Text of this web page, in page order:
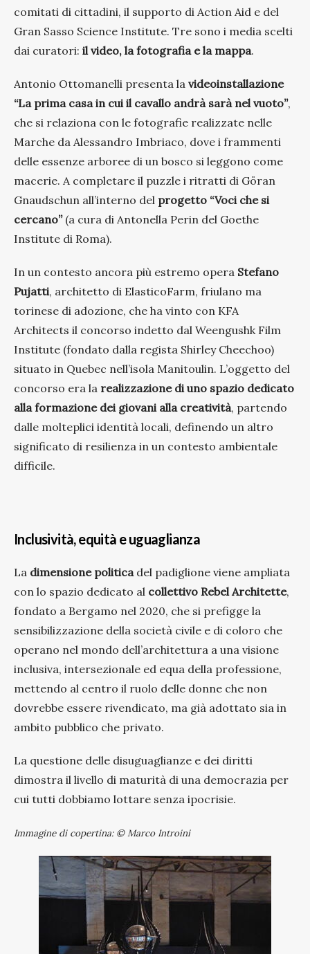
comitati di cittadini, il supporto di Action Aid e del
Gran Sasso Science Institute. Tre sono i media scelti
dai curatori: il video, la fotografia e la mappa.
Antonio Ottomanelli presenta la videoinstallazione
“La prima casa in cui il cavallo andrà sarà nel vuoto”,
che si relaziona con le fotografie realizzate nelle
Marche da Alessandro Imbriaco, dove i frammenti
delle essenze arboree di un bosco si leggono come
macerie. A completare il puzzle i ritratti di Göran
Gnaudschun all’interno del progetto “Voci che si
cercano”(a cura di Antonella Perin del Goethe
Institute di Roma).
In un contesto ancora più estremo opera Stefano
Pujatti, architetto di ElasticoFarm, friulano ma
torinese di adozione, che ha vinto con KFA
Architects il concorso indetto dal Weengushk Film
Institute (fondato dalla regista Shirley Cheechoo)
situato in Quebec nell’isola Manitoulin. L’oggetto del
concorso era la realizzazione di uno spazio dedicato
alla formazione dei giovani alla creatività, partendo
dalle molteplici identità locali, definendo un altro
significato di resilienza in un contesto ambientale
difficile.
Inclusività, equità e uguaglianza
La dimensione politica del padiglione viene ampliata
con lo spazio dedicato al collettivo Rebel Architette,
fondato a Bergamo nel 2020, che si prefigge la
sensibilizzazione della società civile e di coloro che
operano nel mondo dell’architettura a una visione
inclusiva, intersezionale ed equa della professione,
mettendo al centro il ruolo delle donne che non
dovrebbe essere rivendicato, ma già adottato sia in
ambito pubblico che privato.
La questione delle disuguaglianze e dei diritti
dimostra il livello di maturità di una democrazia per
cui tutti dobbiamo lottare senza ipocrisie.
Immagine di copertina: © Marco Introini